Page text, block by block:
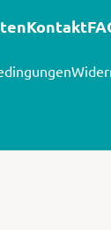
Kontakt